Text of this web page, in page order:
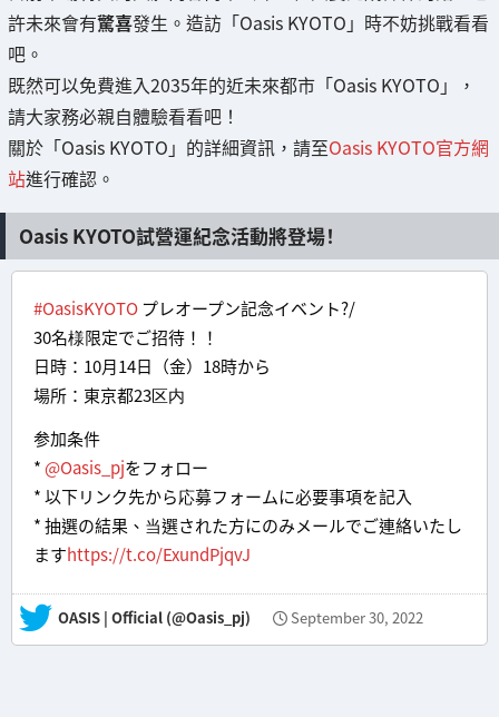
許未來會有驚喜發生。造訪「Oasis KYOTO」時不妨挑戰看看
吧。
既然可以免費進入2035年的近未來都市「Oasis KYOTO」，
請大家務必親自體驗看看吧！
關於「Oasis KYOTO」的詳細資訊，請至Oasis KYOTO官方網
站進行確認。
Oasis KYOTO試營運紀念活動將登場！
#OasisKYOTO プレオープン記念イベント?/
30名様限定でご招待！！
日時：10月14日（金）18時から
場所：東京都23区内
参加条件
*@Oasis_pjをフォロー
* 以下リンク先から応募フォームに必要事項を記入
* 抽選の結果、当選された方にのみメールでご連絡いたし
ますhttps://t.co/ExundPjqvJ
— OASIS | Official (@Oasis_pj) September 30, 2022